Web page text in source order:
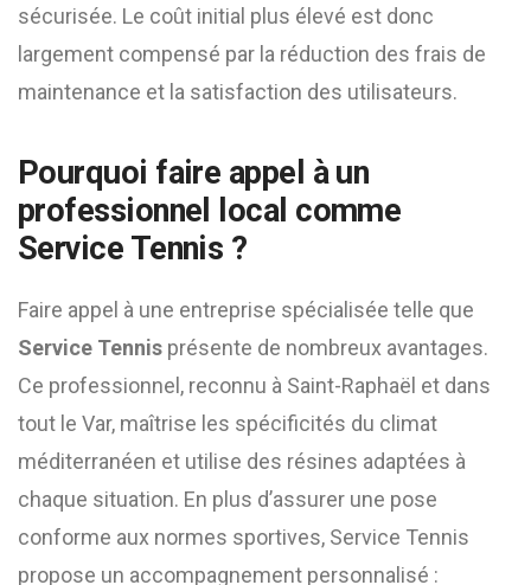
sécurisée. Le coût initial plus élevé est donc
largement compensé par la réduction des frais de
maintenance et la satisfaction des utilisateurs.
Pourquoi faire appel à un
professionnel local comme
Service Tennis ?
Faire appel à une entreprise spécialisée telle que
Service Tennis présente de nombreux avantages.
Ce professionnel, reconnu à Saint-Raphaël et dans
tout le Var, maîtrise les spécificités du climat
méditerranéen et utilise des résines adaptées à
chaque situation. En plus d’assurer une pose
conforme aux normes sportives, Service Tennis
propose un accompagnement personnalisé :